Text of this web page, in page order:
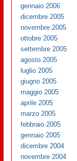
gennaio 2006
dicembre 2005
novembre 2005
ottobre 2005
settembre 2005
agosto 2005
luglio 2005
giugno 2005
maggio 2005
aprile 2005
marzo 2005
febbraio 2005
gennaio 2005
dicembre 2004
novembre 2004